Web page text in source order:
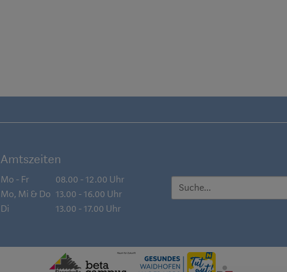
Amtszeiten
Mo - Fr
08.00 - 12.00 Uhr
Mo, Mi & Do 13.00 - 16.00 Uhr
Di
13.00 - 17.00 Uhr
SUCHE